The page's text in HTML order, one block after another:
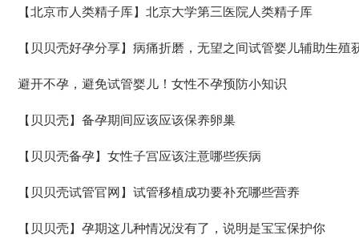
【北京市人类精子库】北京大学第三医院人类精子库
【贝贝壳好孕分享】病痛折磨，无望之间试管婴儿辅助生殖
避开不孕，避免试管婴儿！女性不孕预防小知识
【贝贝壳】备孕期间应该应该保养卵巢
【贝贝壳备孕】女性子宫应该注意哪些疾病
【贝贝壳试管官网】试管移植成功要补充哪些营养
【贝贝壳】孕期这几种情况没有了，说明是宝宝保护你